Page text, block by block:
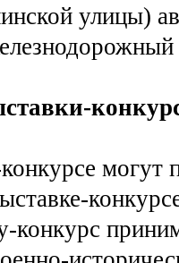
улицы)
могут
конкурс